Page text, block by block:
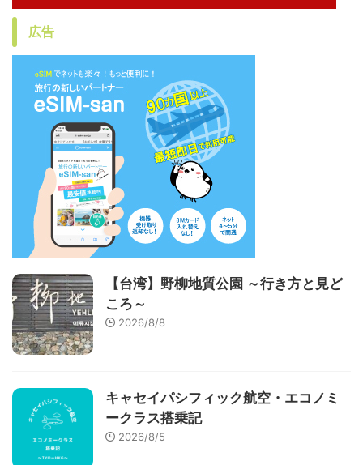
広告
【台湾】野柳地質公園 ～行き方と見ど
ころ～
2026/8/8
キャセイパシフィック航空・エコノミ
ークラス搭乗記
2026/8/5